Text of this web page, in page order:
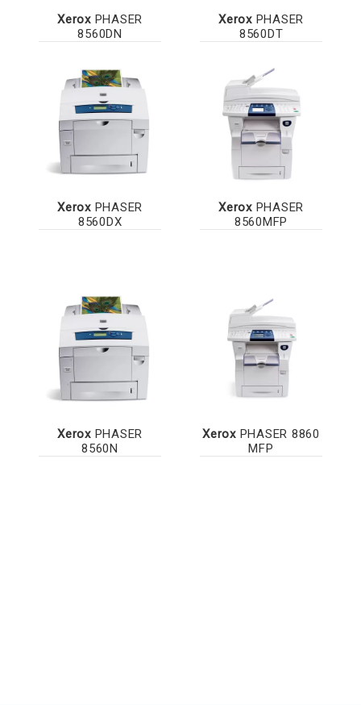
XeroxPHASER
8560DN
XeroxPHASER
8560DT
XeroxPHASER
8560DX
XeroxPHASER
8560MFP
XeroxPHASER
8560N
XeroxPHASER 8860
MFP